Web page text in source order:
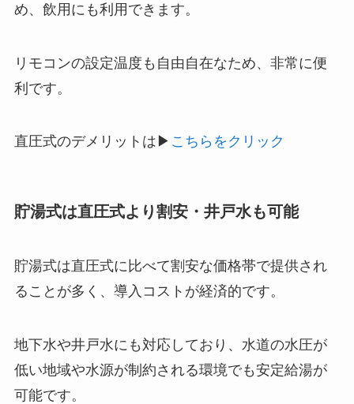
め、飲用にも利用できます。
リモコンの設定温度も自由自在なため、非常に便
利です。
直圧式のデメリットは▶ こちらをクリック
貯湯式は直圧式より割安・井戸水も可能
貯湯式は直圧式に比べて割安な価格帯で提供され
ることが多く、導入コストが経済的です。
地下水や井戸水にも対応しており、水道の水圧が
低い地域や水源が制約される環境でも安定給湯が
可能です。